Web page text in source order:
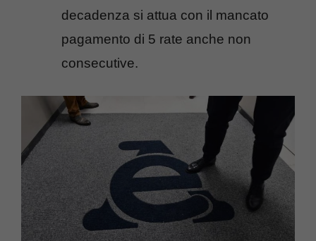
decadenza si attua con il mancato
pagamento di 5 rate anche non
consecutive.